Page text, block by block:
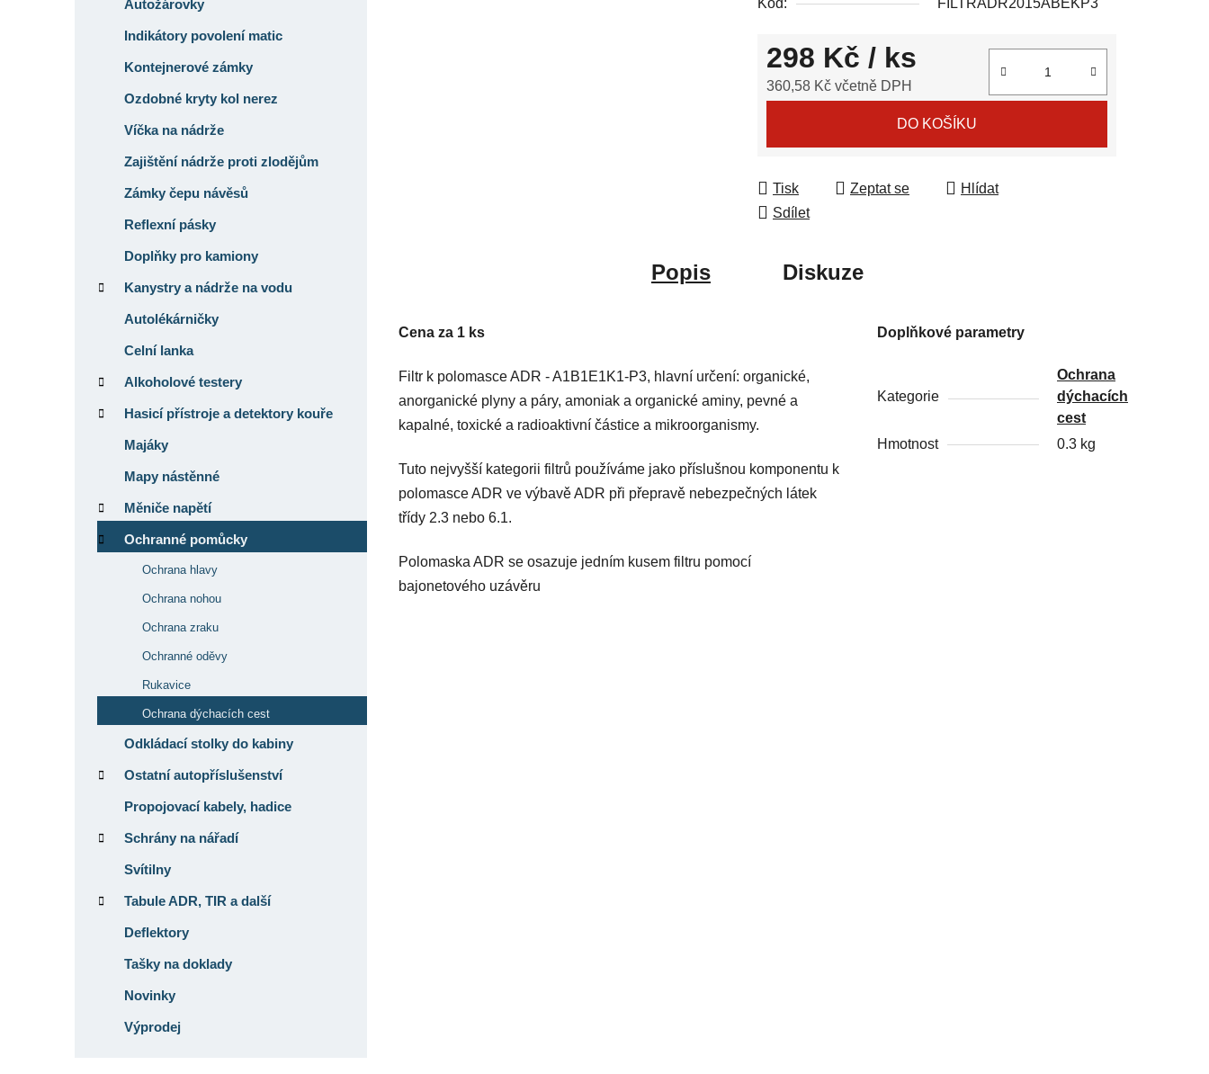
Autožárovky
Indikátory povolení matic
Kontejnerové zámky
Ozdobné kryty kol nerez
Víčka na nádrže
Zajištění nádrže proti zlodějům
Zámky čepu návěsů
Reflexní pásky
Doplňky pro kamiony
Kanystry a nádrže na vodu
Autolékárničky
Celní lanka
Alkoholové testery
Hasicí přístroje a detektory kouře
Majáky
Mapy nástěnné
Měniče napětí
Ochranné pomůcky
Ochrana hlavy
Ochrana nohou
Ochrana zraku
Ochranné oděvy
Rukavice
Ochrana dýchacích cest
Odkládací stolky do kabiny
Ostatní autopříslušenství
Propojovací kabely, hadice
Schrány na nářadí
Svítilny
Tabule ADR, TIR a další
Deflektory
Tašky na doklady
Novinky
Výprodej
0,0
hvězdiček.
298 Kč / ks
360,58 Kč včetně DPH
DO KOŠÍKU
Tisk Zeptat se
Hlídat
Sdílet
Popis Diskuze
Cena za 1 ks
Filtr k polomasce ADR - A1B1E1K1-P3, hlavní určení: organické,
anorganické plyny a páry, amoniak a organické aminy, pevné a
kapalné, toxické a radioaktivní částice a mikroorganismy.
Tuto nejvyšší kategorii filtrů používáme jako příslušnou komponentu k
polomasce ADR ve výbavě ADR při přepravě nebezpečných látek
třídy 2.3 nebo 6.1.
Polomaska ADR se osazuje jedním kusem filtru pomocí
bajonetového uzávěru
Doplňkové parametry
Kategorie
Ochrana
dýchacích
cest
Hmotnost
0.3 kg